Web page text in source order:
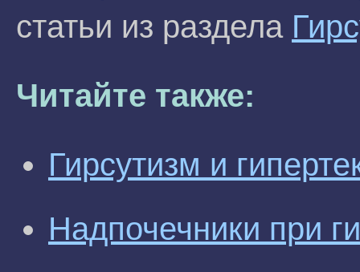
статьи из раздела
Читайте также:
Гирсутизм и
Надпочечники при